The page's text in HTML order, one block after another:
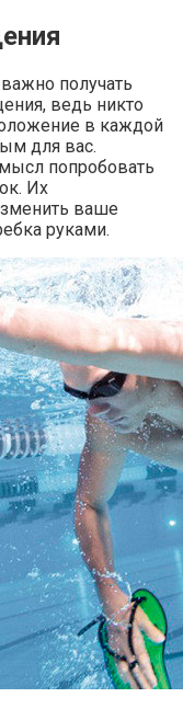
получать
ведь никто
в каждой
для вас.
попробовать
Их
ваше
руками.